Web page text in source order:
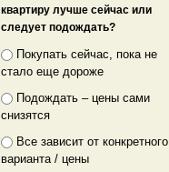
квартиру лучше сейчас или
следует подождать?
Покупать сейчас, пока не
стало еще дороже
Подождать – цены сами
снизятся
Все зависит от конкретного
варианта / цены